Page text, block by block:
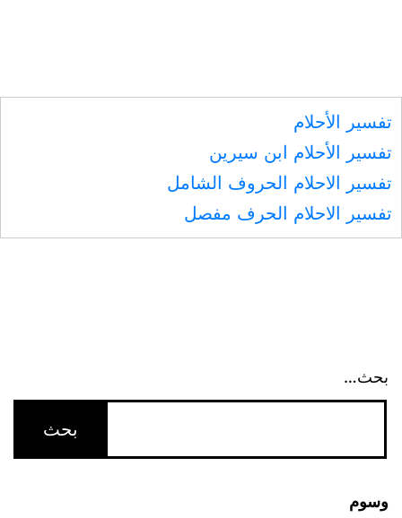
المسافر
إلى
أهله،
بعد
قضاء
شغله
تفسير الأحلام
تفسير الأحلام ابن سيرين
تفسير الاحلام الحروف الشامل
تفسير الاحلام الحرف مفصل
بحث…
وسوم